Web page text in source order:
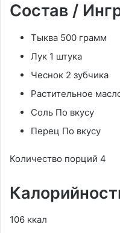
Состав /
Тыква 500 грамм
Лук 1 штука
Чеснок 2 зубчика
Растительное
Соль По вкусу
Перец По вкусу
Количество порций 4
106 ккал